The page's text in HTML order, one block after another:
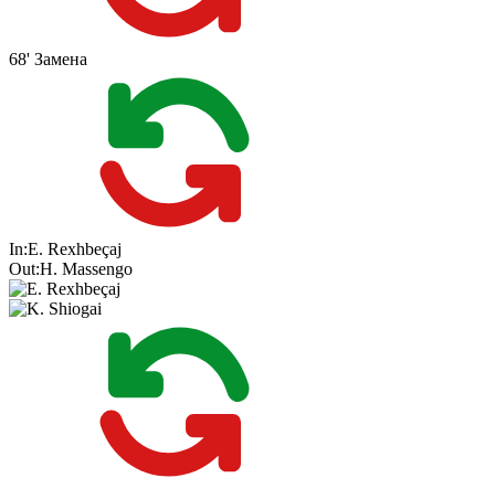
68' Замена
In:E. Rexhbeçaj
Out:H. Massengo